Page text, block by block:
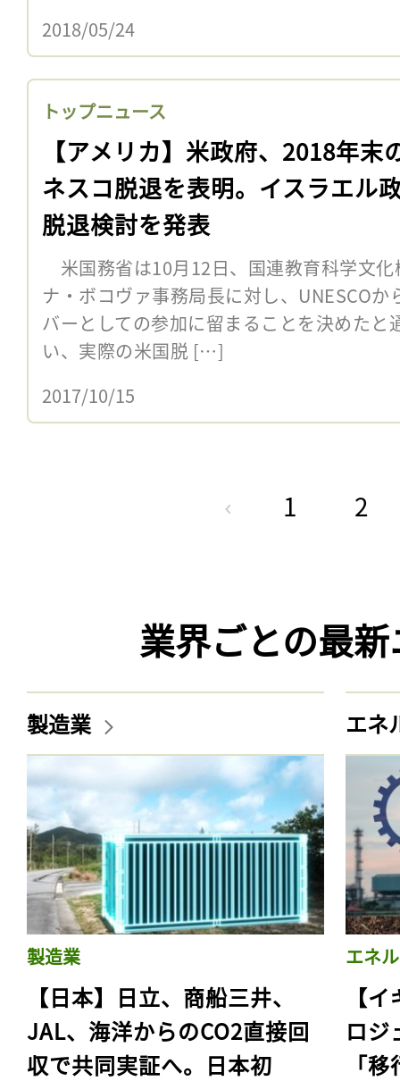
2018/05/24
トップニュース
【アメリカ】米政府、2018年末
ネスコ脱退を表明。イスラエル
脱退検討を発表
米国務省は10月12日、国連教育科学文化
ナ・ボコヴァ事務局長に対し、UNESCO
バーとしての参加に留まることを決めたと
い、実際の米国脱 […]
2017/10/15
1 2
業界ごとの最
製造業
製造業
【日本】日立、商船三井、
JAL、海洋からのCO2直接回
収で共同実証へ。日本初
エネ
エネ
【
ロジ
「